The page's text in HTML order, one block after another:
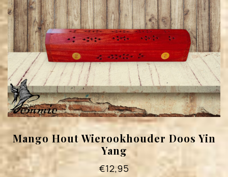
Mango Hout Wierookhouder Doos Yin
Yang
€12,95